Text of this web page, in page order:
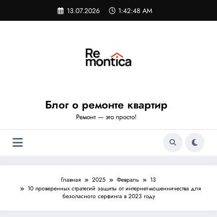
содержимому
13.07.2026 1:42:49 AM
Блог о ремонте квартир
Ремонт — это просто!
Главная 2025 Февраль
13
10 проверенных стратегий защиты от интернет-мошенничества для
безопасного серфинга в 2023 году